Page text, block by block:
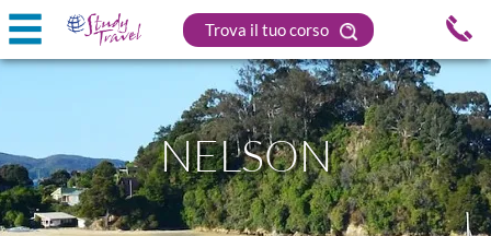
Trova il tuo corso
NELSON